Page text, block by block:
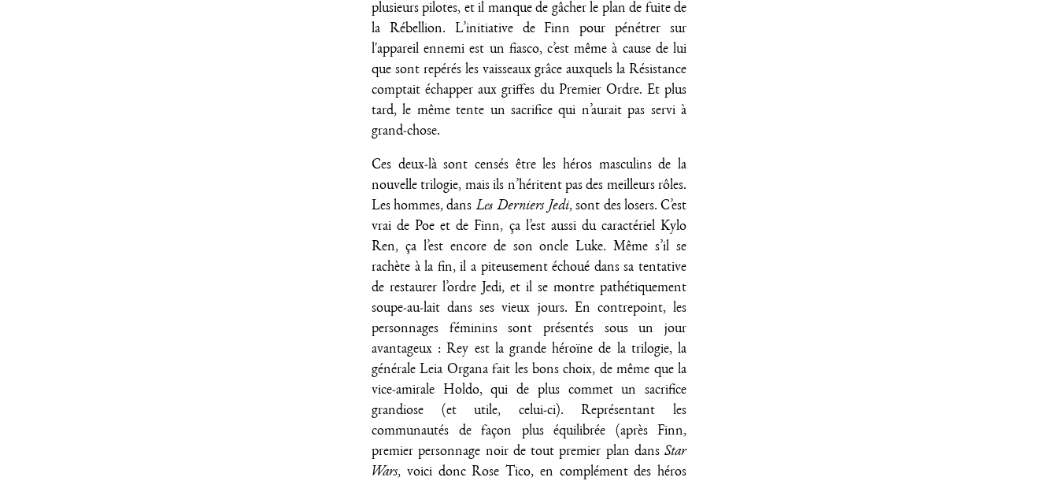
plusieurs pilotes, et il manque de gâcher le plan de fuite de
la Rébellion. L’initiative de Finn pour pénétrer sur
l'appareil ennemi est un fiasco, c’est même à cause de lui
que sont repérés les vaisseaux grâce auxquels la Résistance
comptait échapper aux griffes du Premier Ordre. Et plus
tard, le même tente un sacrifice qui n’aurait pas servi à
grand-chose.
Ces deux-là sont censés être les héros masculins de la
nouvelle trilogie, mais ils n’héritent pas des meilleurs rôles.
Les hommes, dans Les Derniers Jedi, sont des losers. C’est
vrai de Poe et de Finn, ça l’est aussi du caractériel Kylo
Ren, ça l’est encore de son oncle Luke. Même s’il se
rachète à la fin, il a piteusement échoué dans sa tentative
de restaurer l’ordre Jedi, et il se montre pathétiquement
soupe-au-lait dans ses vieux jours. En contrepoint, les
personnages féminins sont présentés sous un jour
avantageux : Rey est la grande héroïne de la trilogie, la
générale Leia Organa fait les bons choix, de même que la
vice-amirale Holdo, qui de plus commet un sacrifice
grandiose (et utile, celui-ci). Représentant les
communautés de façon plus équilibrée (après Finn,
premier personnage noir de tout premier plan dans Star
Wars, voici donc Rose Tico, en complément des héros